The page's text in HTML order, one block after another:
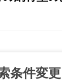
条件変更